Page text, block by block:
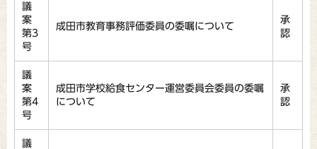
議
案
第3
号
成田市教育事務評価委員の委嘱について
承
認
議
案
第4
号
成田市学校給食センター運営委員会委員の委嘱
について
承
認
議